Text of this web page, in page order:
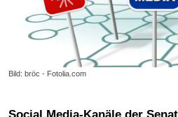
Bild: bröc - Fotolia.com